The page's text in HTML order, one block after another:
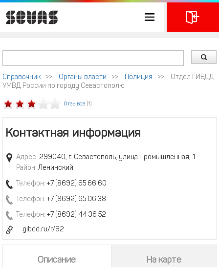
Справочник >> Органы власти >> Полиция >>
Отдел ГИБДД
УМВД России по городу Севастополю
Отзывов (1)
Контактная информация
Адрес: 299040, г. Севастополь, улица Промышленная, 1
Район: Ленинский
Телефон: +7 (8692) 65 66 60
Телефон: +7 (8692) 65 06 38
Телефон: +7 (8692) 44 36 52
gibdd.ru/r/92
Описание На карте